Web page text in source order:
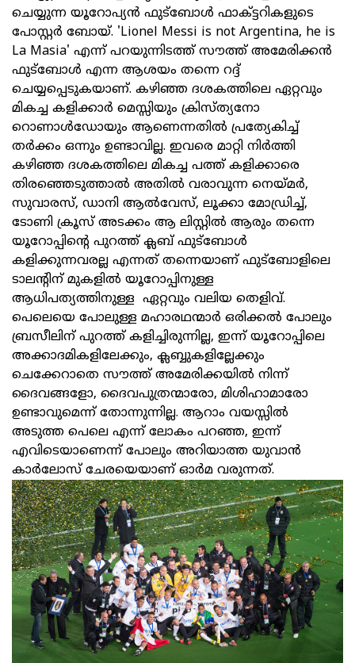
ചെയ്യുന്ന യൂറോപ്യൻ ഫുട്ബോൾ ഫാക്ട്ടറികളുടെ
പോസ്റ്റർ ബോയ്. 'Lionel Messi is not Argentina, he is
La Masia' എന്ന് പറയുന്നിടത്ത് സൗത്ത് അമേരിക്കൻ
ഫുട്ബോൾ എന്ന ആശയം തന്നെ റദ്ദ്
ചെയ്യപ്പെടുകയാണ്. കഴിഞ്ഞ ദശകത്തിലെ ഏറ്റവും
മികച്ച കളിക്കാർ മെസ്സിയും ക്രിസ്ത്യനോ
റൊണാൾഡോയും ആണെന്നതില്‍ പ്രത്യേകിച്ച്
തർക്കം ഒന്നും ഉണ്ടാവില്ല. ഇവരെ മാറ്റി നിർത്തി
കഴിഞ്ഞ ദശകത്തിലെ മികച്ച പത്ത് കളിക്കാരെ
തിരഞ്ഞെടുത്താല്‍ അതില്‍ വരാവുന്ന നെയ്മർ,
സുവാരസ്, ഡാനി ആല്‍വേസ്, ലൂക്കാ മോഡ്രിച്ച്,
ടോണി ക്രൂസ് അടക്കം ആ ലിസ്റ്റിൽ ആരും തന്നെ
യൂറോപ്പിന്റെ പുറത്ത് ക്ലബ്‌ ഫുട്ബോൾ
കളിക്കുന്നവരല്ല എന്നത് തന്നെയാണ് ഫുട്ബോളിലെ
ടാലന്റിന് മുകളില്‍ യൂറോപ്പിനുള്ള
ആധിപത്യത്തിനുള്ള ഏറ്റവും വലിയ തെളിവ്.
പെലെയെ പോലുള്ള മഹാരഥന്മാർ ഒരിക്കൽ പോലും
ബ്രസീലിന് പുറത്ത് കളിച്ചിരുന്നില്ല, ഇന്ന് യൂറോപ്പിലെ
അക്കാദമികളിലേക്കും, ക്ലബ്ബുകളില്ലേക്കും
ചെക്കേറാതെ സൗത്ത് അമേരിക്കയിൽ നിന്ന്
ദൈവങ്ങളോ, ദൈവപുത്രന്മാരോ, മിശിഹാമാരോ
ഉണ്ടാവുമെന്ന് തോന്നുന്നില്ല. ആറാം വയസ്സിൽ
അടുത്ത പെലെ എന്ന് ലോകം പറഞ്ഞ, ഇന്ന്
എവിടെയാണെന്ന് പോലും അറിയാത്ത യുവാന്‍
കാര്‍ലോസ് ചേരയെയാണ് ഓർമ വരുന്നത്.